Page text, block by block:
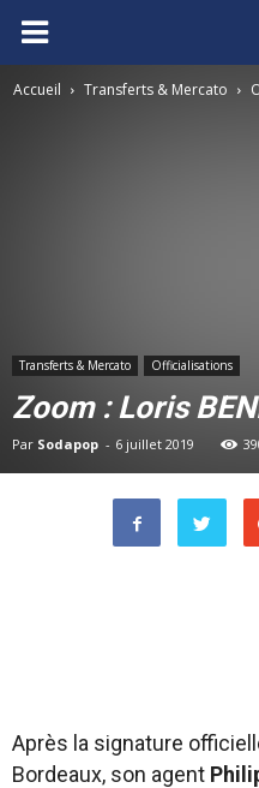
FCGB.net
Accueil Transferts & Mercato
Transferts & Mercato Officialisations
Zoom : Loris
Par Sodapop - 6 juillet 2019
Après la signature
Bordeaux, son agent